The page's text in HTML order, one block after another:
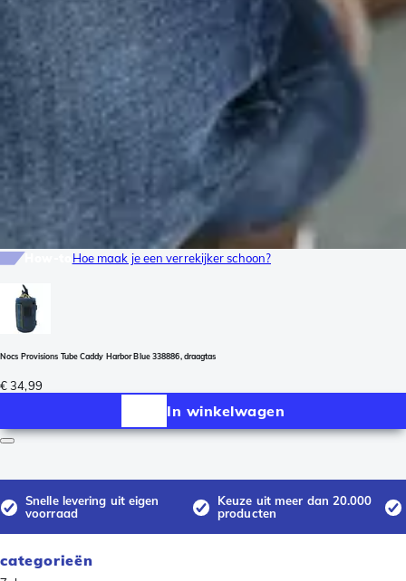
Hoe maak je een verrekijker schoon?
Nocs Provisions Tube Caddy Harbor Blue 338886, draagtas
€ 34,99
In winkelwagen
Snelle levering uit eigen
voorraad
Keuze uit meer dan 20.000
producten
categorieën